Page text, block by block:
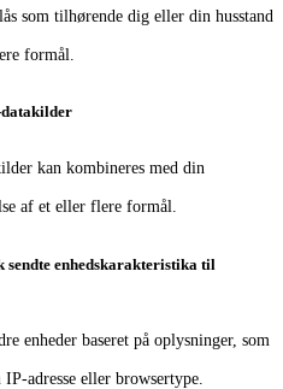
som tilhørende dig eller din husstand
formål.
kan kombineres med din
af et eller flere formål.
sendte enhedskarakteristika til
enheder baseret på oplysninger, som
adresse eller browsertype.